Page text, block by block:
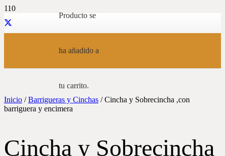
Producto se
ha añadido a
tu carrito.
Inicio /Barrigueras y Cinchas / Cincha y Sobrecincha ,con
barriguera y encimera
Cincha y Sobrecincha